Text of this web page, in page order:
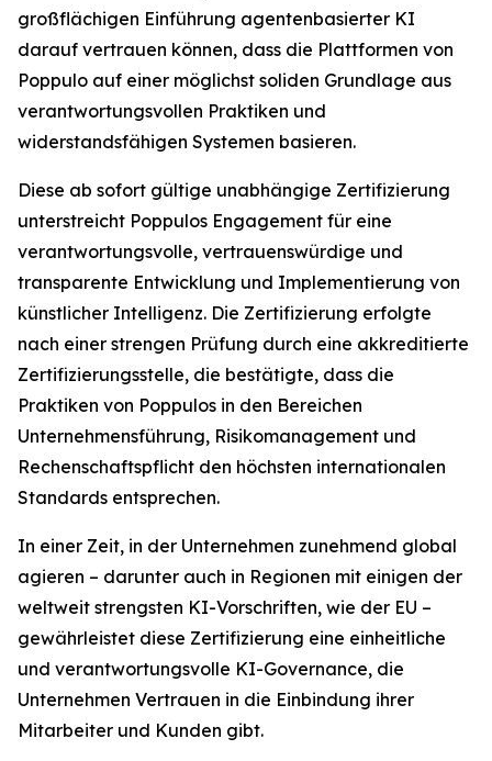
großflächigen Einführung agentenbasierter KI
darauf vertrauen können, dass die Plattformen von
Poppulo auf einer möglichst soliden Grundlage aus
verantwortungsvollen Praktiken und
widerstandsfähigen Systemen basieren.
Diese ab sofort gültige unabhängige Zertifizierung
unterstreicht Poppulos Engagement für eine
verantwortungsvolle, vertrauenswürdige und
transparente Entwicklung und Implementierung von
künstlicher Intelligenz. Die Zertifizierung erfolgte
nach einer strengen Prüfung durch eine akkreditierte
Zertifizierungsstelle, die bestätigte, dass die
Praktiken von Poppulos in den Bereichen
Unternehmensführung, Risikomanagement und
Rechenschaftspflicht den höchsten internationalen
Standards entsprechen.
In einer Zeit, in der Unternehmen zunehmend global
agieren – darunter auch in Regionen mit einigen der
weltweit strengsten KI-Vorschriften, wie der EU –
gewährleistet diese Zertifizierung eine einheitliche
und verantwortungsvolle KI-Governance, die
Unternehmen Vertrauen in die Einbindung ihrer
Mitarbeiter und Kunden gibt.